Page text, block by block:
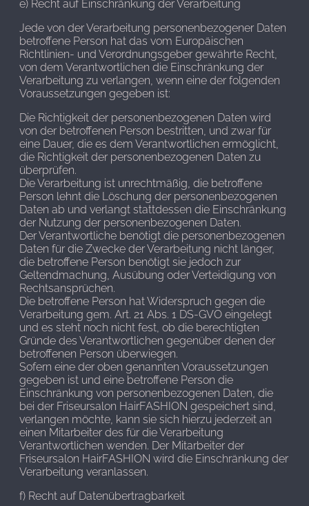
e) Recht auf Einschränkung der Verarbeitung
Jede von der Verarbeitung personenbezogener Daten
betroffene Person hat das vom Europäischen
Richtlinien- und Verordnungsgeber gewährte Recht,
von dem Verantwortlichen die Einschränkung der
Verarbeitung zu verlangen, wenn eine der folgenden
Voraussetzungen gegeben ist:
Die Richtigkeit der personenbezogenen Daten wird
von der betroffenen Person bestritten, und zwar für
eine Dauer, die es dem Verantwortlichen ermöglicht,
die Richtigkeit der personenbezogenen Daten zu
überprüfen.
Die Verarbeitung ist unrechtmäßig, die betroffene
Person lehnt die Löschung der personenbezogenen
Daten ab und verlangt stattdessen die Einschränkung
der Nutzung der personenbezogenen Daten.
Der Verantwortliche benötigt die personenbezogenen
Daten für die Zwecke der Verarbeitung nicht länger,
die betroffene Person benötigt sie jedoch zur
Geltendmachung, Ausübung oder Verteidigung von
Rechtsansprüchen.
Die betroffene Person hat Widerspruch gegen die
Verarbeitung gem. Art. 21 Abs. 1 DS-GVO eingelegt
und es steht noch nicht fest, ob die berechtigten
Gründe des Verantwortlichen gegenüber denen der
betroffenen Person überwiegen.
Sofern eine der oben genannten Voraussetzungen
gegeben ist und eine betroffene Person die
Einschränkung von personenbezogenen Daten, die
bei der Friseursalon HairFASHION gespeichert sind,
verlangen möchte, kann sie sich hierzu jederzeit an
einen Mitarbeiter des für die Verarbeitung
Verantwortlichen wenden. Der Mitarbeiter der
Friseursalon HairFASHION wird die Einschränkung der
Verarbeitung veranlassen.
f) Recht auf Datenübertragbarkeit